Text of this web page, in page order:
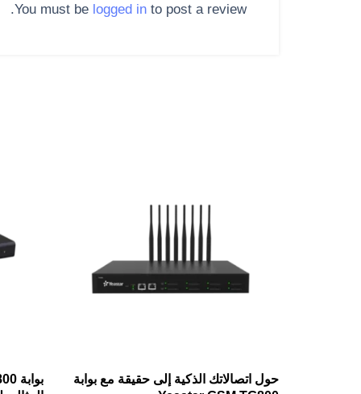
You must be logged in to post a review.
حول اتصالاتك الذكية إلى حقيقة مع بوابة